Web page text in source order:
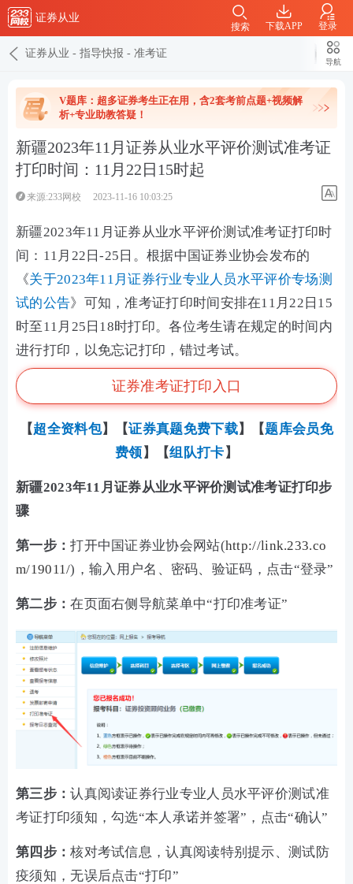
证券从业
下载APP 登录
搜索
证券从业 - 指导快报 - 准考证
导航
V题库：超多证券考生正在用，含2套考前点题+视频解
析+专业助教答疑！
新疆2023年11月证券从业水平评价测试准考证
打印时间：11月22日15时起
来源:233网校 2023-11-16 10:03:25
新疆2023年11月证券从业水平评价测试准考证打印时
间： 11月22日-25日 。 根据中国证券业协会发布的
《关于2023年11月证券行业专业人员水平评价专场测
试的公告》可知，准考证打印时间安排在11月22日15
时至11月25日18时打印。各位考生请在规定的时间内
进行打印，以免忘记打印，错过考试。
证券准考证打印入口
【超全资料包】【证券真题免费下载】 【题库会员免
费领 】【组队打卡 】
新疆2023年11月证券从业水平评价测试准考证打印步
骤
第一步：打开中国证券业协会网站(http://link.233.co
m/19011/)，输入用户名、密码、验证码，点击“登录”
第二步：在页面右侧导航菜单中“打印准考证”
第三步：认真阅读证券行业专业人员水平评价测试准
考证打印须知，勾选“本人承诺并签署”，点击“确认”
第四步：核对考试信息，认真阅读特别提示、测试防
疫须知，无误后点击“打印”